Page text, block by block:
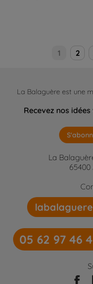
1 2
La Balaguère est une
Recevez nos
La
05 62 97 46